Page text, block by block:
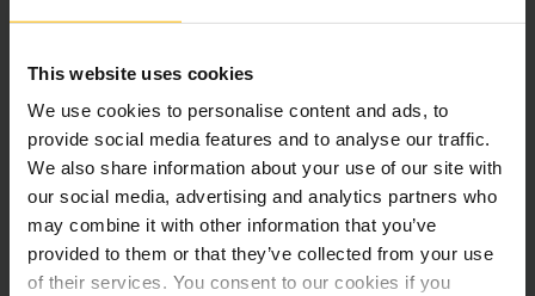
This website uses cookies
We use cookies to personalise content and ads, to
provide social media features and to analyse our traffic.
We also share information about your use of our site with
our social media, advertising and analytics partners who
may combine it with other information that you’ve
provided to them or that they’ve collected from your use
of their services. You consent to our cookies if you
Flyer Hydrauliöljyhuolto (EN)
PDF(1,1 MB)
Pyydä lisätietoa hydrauliöljyhuollostamme.
Ota meihin yhteyttä.